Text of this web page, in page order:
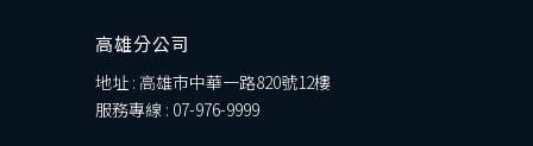
高雄分公司
地址 : 高雄市中華一路820號12樓
服務專線 : 07-976-9999